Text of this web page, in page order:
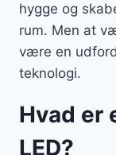
hygge og
rum. Men at
være en
teknologi.
Hvad er
LED?